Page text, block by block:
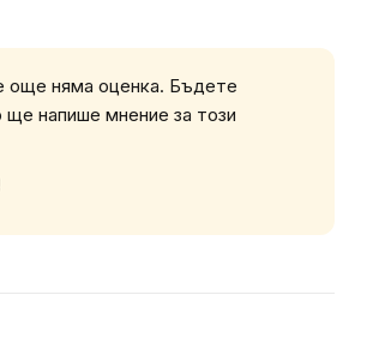
още няма оценка. Бъдете
ще напише мнение за този